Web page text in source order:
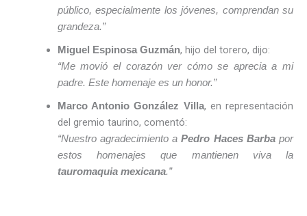
público, especialmente los jóvenes, comprendan su
grandeza.”
Miguel Espinosa Guzmán, hijo del torero, dijo:
“Me movió el corazón ver cómo se aprecia a mi
padre. Este homenaje es un honor.”
Marco Antonio González Villa, en representación
del gremio taurino, comentó:
“Nuestro agradecimiento aPedro Haces Barbapor
estos homenajes que mantienen viva la
tauromaquia mexicana.”